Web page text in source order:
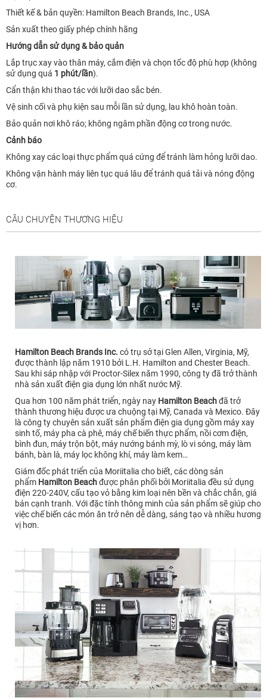
Thiết kế & bản quyền: Hamilton Beach Brands, Inc., USA
Sản xuất theo giấy phép chính hãng
Hướng dẫn sử dụng & bảo quản
Lắp trục xay vào thân máy, cắm điện và chọn tốc độ phù hợp (không
sử dụng quá 1 phút/lần).
Cẩn thận khi thao tác với lưỡi dao sắc bén.
Vệ sinh cối và phụ kiện sau mỗi lần sử dụng, lau khô hoàn toàn.
Bảo quản nơi khô ráo; không ngâm phần động cơ trong nước.
Cảnh báo
Không xay các loại thực phẩm quá cứng để tránh làm hỏng lưỡi dao.
Không vận hành máy liên tục quá lâu để tránh quá tải và nóng động
cơ.
CÂU CHUYỆN THƯƠNG HIỆU
Hamilton Beach Brands Inc. có trụ sở tại Glen Allen, Virginia, Mỹ,
được thành lập năm 1910 bởi L.H. Hamilton and Chester Beach.
Sau khi sáp nhập với Proctor-Silex năm 1990, công ty đã trở thành
nhà sản xuất điện gia dụng lớn nhất nước Mỹ.
Qua hơn 100 năm phát triển, ngày nay Hamilton Beachđã trở
thành thương hiệu được ưa chuộng tại Mỹ, Canada và Mexico. Đây
là công ty chuyên sản xuất sản phẩm điện gia dụng gồm máy xay
sinh tố, máy pha cà phê, máy chế biến thực phẩm, nồi cơm điện,
bình đun, máy trộn bột, máy nướng bánh mỳ, lò vi sóng, máy làm
bánh, bàn là, máy lọc không khí, máy làm kem…
Giám đốc phát triển của Moriitalia cho biết, các dòng sản
phẩm Hamilton Beachđược phân phối bởi Moriitalia đều sử dụng
điện 220-240V, cấu tạo vỏ bằng kim loại nên bền và chắc chắn, giá
bán cạnh tranh. Với đặc tính thông minh của sản phẩm sẽ giúp cho
việc chế biến các món ăn trở nên dễ dàng, sáng tạo và nhiều hương
vị hơn.